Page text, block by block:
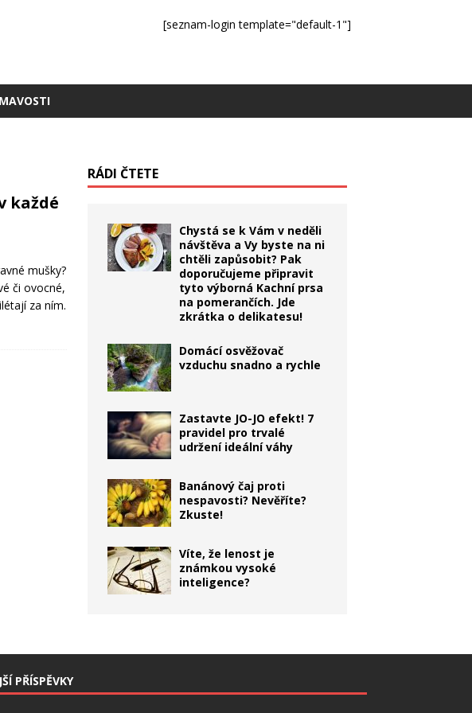
[seznam-login template="default-1"]
každé
mušky?
či ovocné,
za ním.
RÁDI ČTETE
Chystá se k Vám v neděli
návštěva a Vy byste na ni
chtěli zapůsobit? Pak
doporučujeme připravit
tyto výborná Kachní prsa
na pomerančích. Jde
zkrátka o delikatesu!
Domácí osvěžovač
vzduchu snadno a rychle
Zastavte JO-JO efekt! 7
pravidel pro trvalé
udržení ideální váhy
Banánový čaj proti
nespavosti? Nevěříte?
Zkuste!
Víte, že lenost je
známkou vysoké
inteligence?
PŘÍSPĚVKY